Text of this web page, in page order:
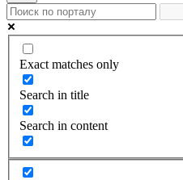
Exact matches only
Search in title
Search in content